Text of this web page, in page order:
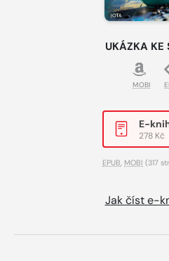
UKÁZKA KE
MOBI
E-
278 Kč
EPUB, MOBI (317
Jak číst e-